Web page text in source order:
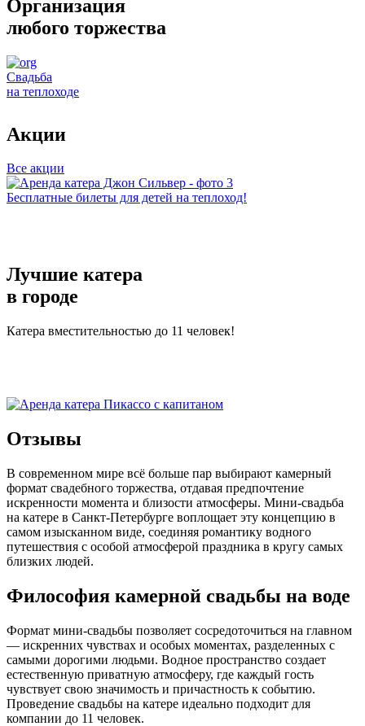
Организация
любого торжества
Свадьба
на теплоходе
Акции
Все акции
Бесплатные билеты для детей на теплоход!
Лучшие катера
в городе
Катера вместительностью до 11 человек!
Отзывы
В современном мире всё больше пар выбирают камерный
формат свадебного торжества, отдавая предпочтение
искренности момента и близости атмосферы. Мини-свадьба
на катере в Санкт-Петербурге воплощает эту концепцию в
самом изысканном виде, соединяя романтику водного
путешествия с особой атмосферой праздника в кругу самых
близких людей.
Философия камерной свадьбы на воде
Формат мини-свадьбы позволяет сосредоточиться на главном
— искренних чувствах и особых моментах, разделенных с
самыми дорогими людьми. Водное пространство создает
естественную приватную атмосферу, где каждый гость
чувствует свою значимость и причастность к событию.
Проведение свадьбы на катере идеально подходит для
компании до 11 человек.